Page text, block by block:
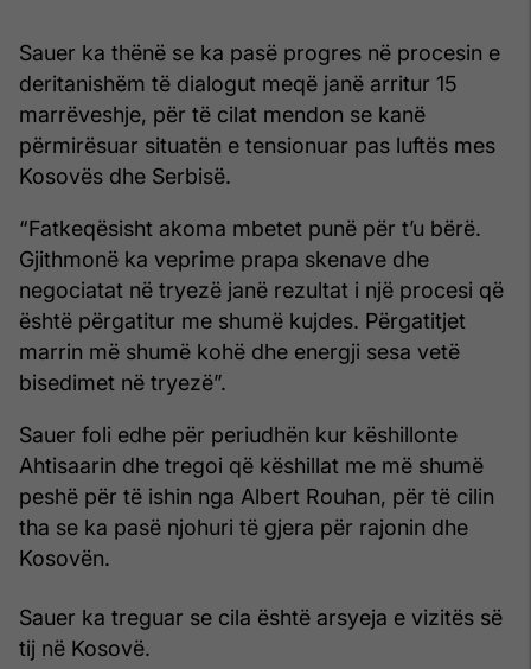
Sauer ka thënë se ka pasë progres në procesin e
deritanishëm të dialogut meqë janë arritur 15
marrëveshje, për të cilat mendon se kanë
përmirësuar situatën e tensionuar pas luftës mes
Kosovës dhe Serbisë.
“Fatkeqësisht akoma mbetet punë për t’u bërë.
Gjithmonë ka veprime prapa skenave dhe
negociatat në tryezë janë rezultat i një procesi që
është përgatitur me shumë kujdes. Përgatitjet
marrin më shumë kohë dhe energji sesa vetë
bisedimet në tryezë”.
Sauer foli edhe për periudhën kur këshillonte
Ahtisaarin dhe tregoi që këshillat me më shumë
peshë për të ishin nga Albert Rouhan, për të cilin
tha se ka pasë njohuri të gjera për rajonin dhe
Kosovën.
Sauer ka treguar se cila është arsyeja e vizitës së
tij në Kosovë.